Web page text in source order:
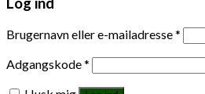
Brugernavn eller e-mailadresse*
Adgangskode*